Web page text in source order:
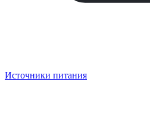
Источники питания